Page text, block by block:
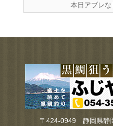
本日アブレ
〒424-0949 静岡県静